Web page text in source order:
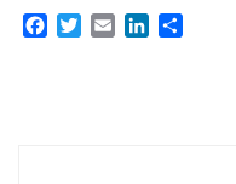
Facebook
TwitterEmailLinkedIn